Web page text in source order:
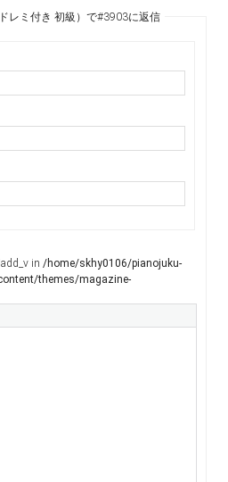
レミ付き 初級）で#3903に返信
in /home/skhy0106/pianojuku-
themes/magazine-